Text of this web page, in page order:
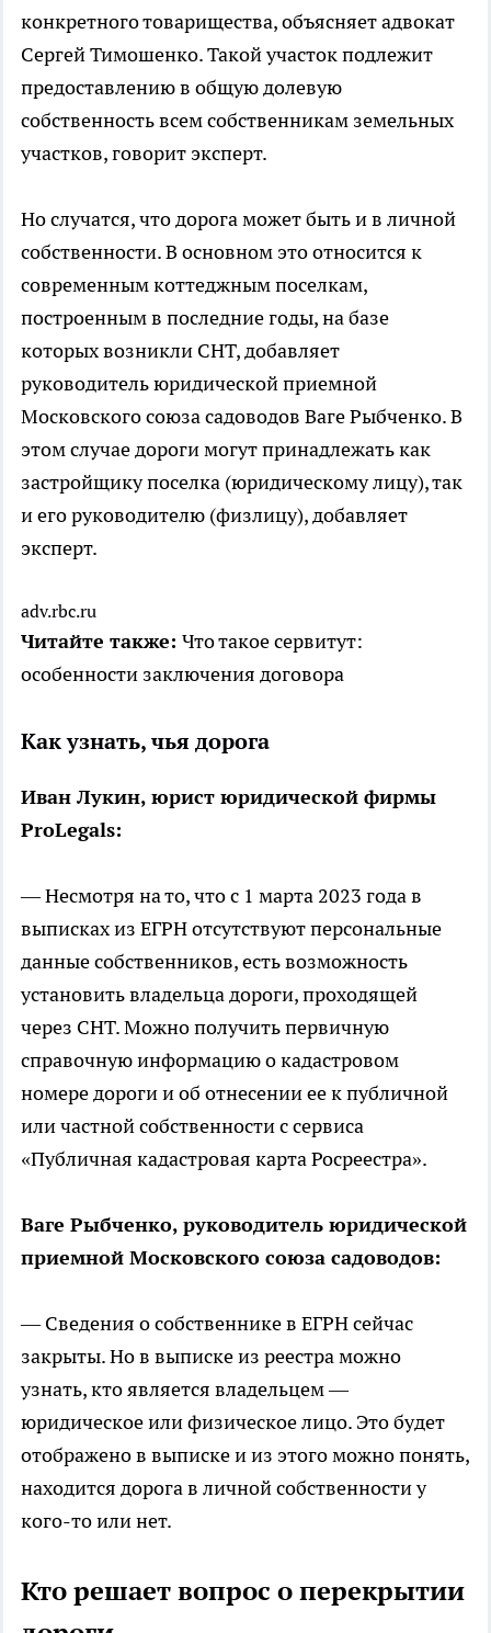
конкретного товарищества, объясняет адвокат
Сергей Тимошенко. Такой участок подлежит
предоставлению в общую долевую
собственность всем собственникам земельных
участков, говорит эксперт.
Но случатся, что дорога может быть и в личной
собственности. В основном это относится к
современным коттеджным поселкам,
построенным в последние годы, на базе
которых возникли СНТ, добавляет
руководитель юридической приемной
Московского союза садоводов Ваге Рыбченко. В
этом случае дороги могут принадлежать как
застройщику поселка (юридическому лицу), так
и его руководителю (физлицу), добавляет
эксперт.
adv.rbc.ru
Читайте также: Что такое сервитут:
особенности заключения договора
Как узнать, чья дорога
Иван Лукин, юрист юридической фирмы
ProLegals:
— Несмотря на то, что с 1 марта 2023 года в
выписках из ЕГРН отсутствуют персональные
данные собственников, есть возможность
установить владельца дороги, проходящей
через СНТ. Можно получить первичную
справочную информацию о кадастровом
номере дороги и об отнесении ее к публичной
или частной собственности с сервиса
«Публичная кадастровая карта Росреестра».
Ваге Рыбченко, руководитель юридической
приемной Московского союза садоводов:
— Сведения о собственнике в ЕГРН сейчас
закрыты. Но в выписке из реестра можно
узнать, кто является владельцем —
юридическое или физическое лицо. Это будет
отображено в выписке и из этого можно понять,
находится дорога в личной собственности у
кого-то или нет.
Кто решает вопрос о перекрытии